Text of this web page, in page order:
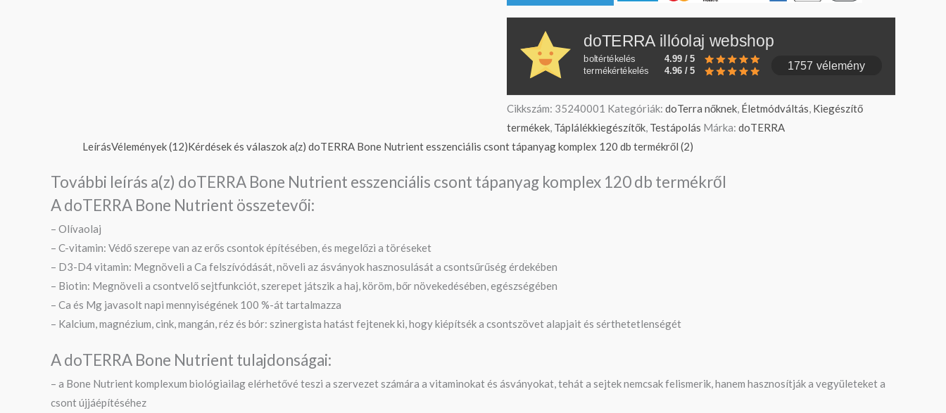
doTERRA illóolaj webshop
boltértékelés
4.99 / 5
termékértékelés
4.96 / 5 1757 vélemény
Cikkszám: 35240001 Kategóriák: doTerra nőknek, Életmódváltás, Kiegészítő
termékek, Táplálékkiegészítők, Testápolás Márka: doTERRA
LeírásVélemények (12)Kérdések és válaszok a(z) doTERRA Bone Nutrient esszenciális csont tápanyag komplex 120 db termékről (2)
További leírás a(z) doTERRA Bone Nutrient esszenciális csont tápanyag komplex 120 db termékről
A doTERRA Bone Nutrient összetevői:
– Olívaolaj
– C-vitamin: Védő szerepe van az erős csontok építésében, és megelőzi a töréseket
– D3-D4 vitamin: Megnöveli a Ca felszívódását, növeli az ásványok hasznosulását a csontsűrűség érdekében
– Biotin: Megnöveli a csontvelő sejtfunkciót, szerepet játszik a haj, köröm, bőr növekedésében, egészségében
– Ca és Mg javasolt napi mennyiségének 100 %-át tartalmazza
– Kalcium, magnézium, cink, mangán, réz és bór: szinergista hatást fejtenek ki, hogy kiépítsék a csontszövet alapjait és sérthetetlenségét
A doTERRA Bone Nutrient tulajdonságai:
– a Bone Nutrient komplexum biológiailag elérhetővé teszi a szervezet számára a vitaminokat és ásványokat, tehát a sejtek nemcsak felismerik, hanem hasznosítják a vegyületeket a
csont újjáépítéséhez